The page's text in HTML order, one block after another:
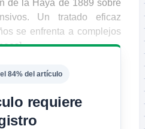
de la Haya de 1889 sobre
Un tratado eficaz
se enfrenta a complejos
84% del artículo
requiere